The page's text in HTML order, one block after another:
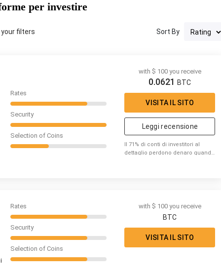
per investire
Sort By
filters
Rates
Security
Selection of Coins
with $ 100 you receive
0.0621 BTC
VISITA IL SITO
Leggi recensione
Il 71% di conti di investitori al
dettaglio perdono denaro quando
Rates
Security
Selection of Coins
with $ 100 you receive
BTC
VISITA IL SITO